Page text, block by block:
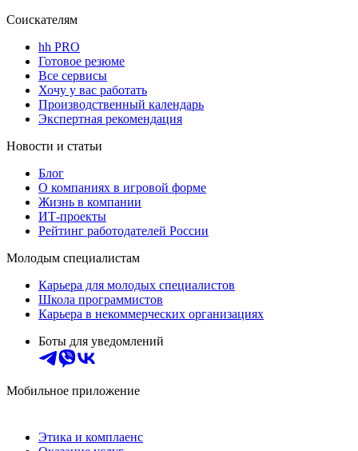
Соискателям
hh PRO
Готовое резюме
Все сервисы
Хочу у вас работать
Производственный календарь
Экспертная рекомендация
Новости и статьи
Блог
О компаниях в игровой форме
Жизнь в компании
ИТ-проекты
Рейтинг работодателей России
Молодым специалистам
Карьера для молодых специалистов
Школа программистов
Карьера в некоммерческих организациях
Боты для уведомлений
Мобильное приложение
Этика и комплаенс